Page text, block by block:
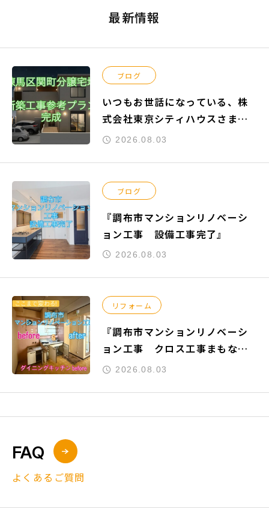
最新情報
ブログ
いつもお世話になっている、株
式会社東京シティハウスさまよ
りご依頼頂きました『練馬区関
2026.08.03
ブログ
『調布市マンションリノベーシ
ョン工事 設備工事完了』
2026.08.03
リフォーム
『調布市マンションリノベーシ
ョン工事 クロス工事まもなく
完了』
2026.08.03
FAQ
よくあるご質問